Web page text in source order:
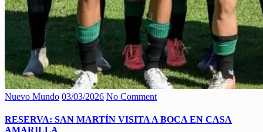
Nuevo Mundo 03/03/2026 No Comment
RESERVA: SAN MARTÍN VISITA A BOCA EN CASA